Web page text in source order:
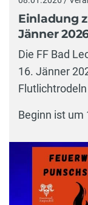
Einladung
Jänner
Die FF Bad
16. Jänner
Beginn ist um